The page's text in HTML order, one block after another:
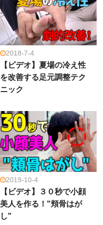
2018-7-4
【ビデオ】夏場の冷え性
を改善する足元調整テク
ニック
2019-10-4
【ビデオ】３０秒で小顔
美人を作る！"頬骨はが
し"